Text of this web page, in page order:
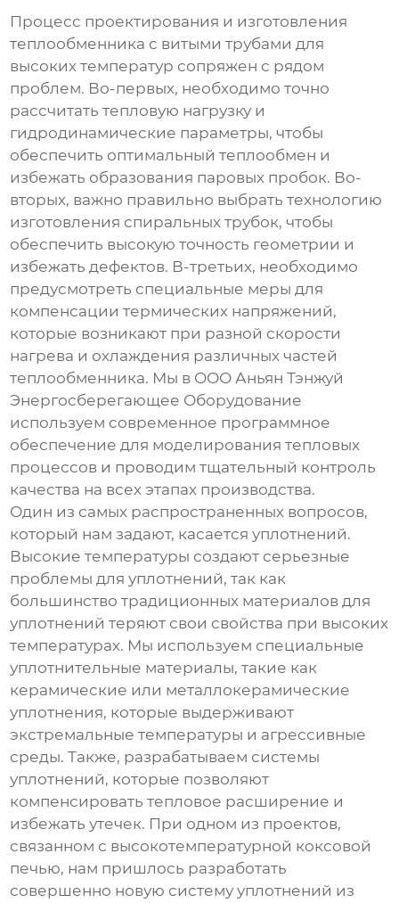
Процесс проектирования и изготовления
теплообменника с витыми трубами для
высоких температур сопряжен с рядом
проблем. Во-первых, необходимо точно
рассчитать тепловую нагрузку и
гидродинамические параметры, чтобы
обеспечить оптимальный теплообмен и
избежать образования паровых пробок. Во-
вторых, важно правильно выбрать технологию
изготовления спиральных трубок, чтобы
обеспечить высокую точность геометрии и
избежать дефектов. В-третьих, необходимо
предусмотреть специальные меры для
компенсации термических напряжений,
которые возникают при разной скорости
нагрева и охлаждения различных частей
теплообменника. Мы в ООО Аньян Тэнжуй
Энергосберегающее Оборудование
используем современное программное
обеспечение для моделирования тепловых
процессов и проводим тщательный контроль
качества на всех этапах производства.
Один из самых распространенных вопросов,
который нам задают, касается уплотнений.
Высокие температуры создают серьезные
проблемы для уплотнений, так как
большинство традиционных материалов для
уплотнений теряют свои свойства при высоких
температурах. Мы используем специальные
уплотнительные материалы, такие как
керамические или металлокерамические
уплотнения, которые выдерживают
экстремальные температуры и агрессивные
среды. Также, разрабатываем системы
уплотнений, которые позволяют
компенсировать тепловое расширение и
избежать утечек. При одном из проектов,
связанном с высокотемпературной коксовой
печью, нам пришлось разработать
совершенно новую систему уплотнений из